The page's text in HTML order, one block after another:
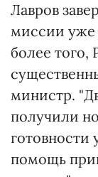
Лавров
миссии уже
более того,
министр.
получили
готовности
помощь